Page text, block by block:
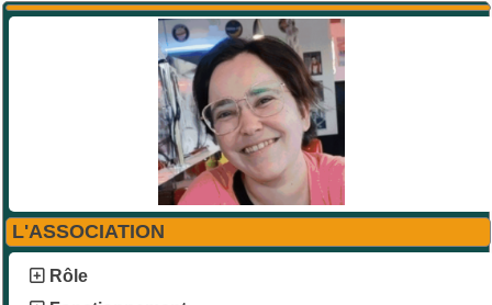
L'ASSOCIATION
Rôle